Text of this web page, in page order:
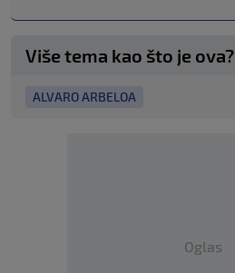
Više tema kao što je ova?
ALVARO ARBELOA
Oglas